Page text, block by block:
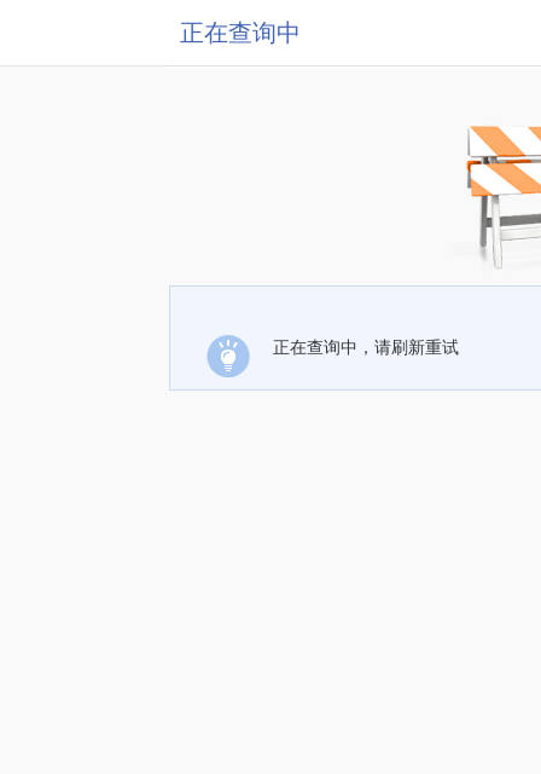
正在查询中
正在查询中，请刷新重试